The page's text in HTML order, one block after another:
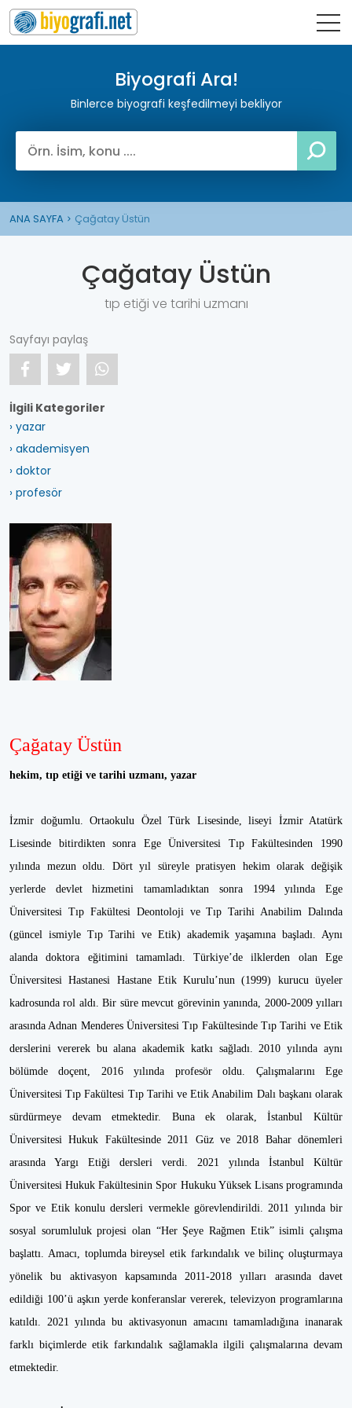
Biyografi Ara!
Binlerce biyografi keşfedilmeyi bekliyor
ANA SAYFA Çağatay Üstün
Çağatay Üstün
tıp etiği ve tarihi uzmanı
Sayfayı paylaş
İlgili Kategoriler
› yazar
› akademisyen
› doktor
› profesör
Çağatay Üstün
hekim, tıp etiği ve tarihi uzmanı, yazar
İzmir doğumlu. Ortaokulu Özel Türk Lisesinde, liseyi İzmir Atatürk
Lisesinde bitirdikten sonra Ege Üniversitesi Tıp Fakültesinden 1990
yılında mezun oldu. Dört yıl süreyle pratisyen hekim olarak değişik
yerlerde devlet hizmetini tamamladıktan sonra 1994 yılında Ege
Üniversitesi Tıp Fakültesi Deontoloji ve Tıp Tarihi Anabilim Dalında
(güncel ismiyle Tıp Tarihi ve Etik) akademik yaşamına başladı. Aynı
alanda doktora eğitimini tamamladı. Türkiye’de ilklerden olan Ege
Üniversitesi Hastanesi Hastane Etik Kurulu’nun (1999) kurucu üyeler
kadrosunda rol aldı. Bir süre mevcut görevinin yanında, 2000-2009 yılları
arasında Adnan Menderes Üniversitesi Tıp Fakültesinde Tıp Tarihi ve Etik
derslerini vererek bu alana akademik katkı sağladı. 2010 yılında aynı
bölümde doçent, 2016 yılında profesör oldu. Çalışmalarını Ege
Üniversitesi Tıp Fakültesi Tıp Tarihi ve Etik Anabilim Dalı başkanı olarak
sürdürmeye devam etmektedir. Buna ek olarak, İstanbul Kültür
Üniversitesi Hukuk Fakültesinde 2011 Güz ve 2018 Bahar dönemleri
arasında Yargı Etiği dersleri verdi. 2021 yılında İstanbul Kültür
Üniversitesi Hukuk Fakültesinin Spor Hukuku Yüksek Lisans programında
Spor ve Etik konulu dersleri vermekle görevlendirildi. 2011 yılında bir
sosyal sorumluluk projesi olan “Her Şeye Rağmen Etik” isimli çalışma
başlattı. Amacı, toplumda bireysel etik farkındalık ve bilinç oluşturmaya
yönelik bu aktivasyon kapsamında 2011-2018 yılları arasında davet
edildiği 100’ü aşkın yerde konferanslar vererek, televizyon programlarına
katıldı. 2021 yılında bu aktivasyonun amacını tamamladığına inanarak
farklı biçimlerde etik farkındalık sağlamakla ilgili çalışmalarına devam
etmektedir.